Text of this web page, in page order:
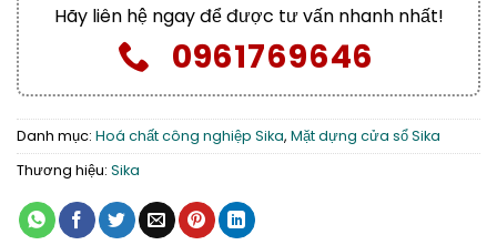
Hãy liên hệ ngay để được tư vấn nhanh nhất!
0961769646
Danh mục: Hoá chất công nghiệp Sika, Mặt dựng cửa sổ Sika
Thương hiệu: Sika